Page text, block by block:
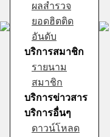
ผลสำรวจ
ยอดฮิตติด
อันดับ
บริการสมาชิก
รายนาม
สมาชิก
บริการข่าวสาร
บริการอื่นๆ
ดาวน์โหลด